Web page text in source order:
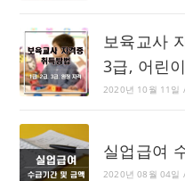
보육교사
3급, 어린
2020년 10월 11일
실업급여
2020년 08월 04일